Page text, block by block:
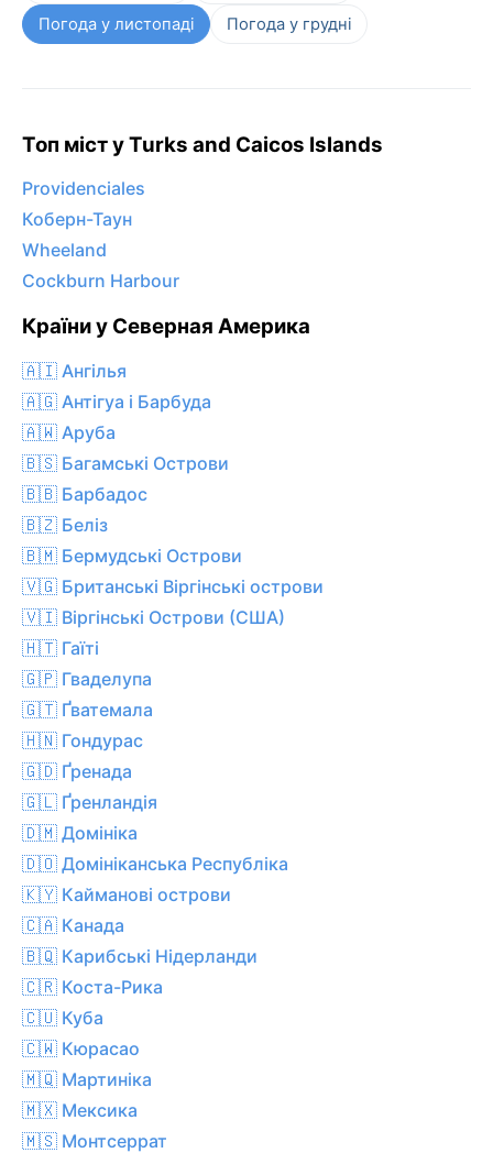
Погода у листопаді Погода у грудні
Топ міст у Turks and Caicos Islands
Providenciales
Коберн-Таун
Wheeland
Cockburn Harbour
Країни у Северная Америка
🇦🇮 Ангілья
🇦🇬 Антігуа і Барбуда
🇦🇼 Аруба
🇧🇸 Багамські Острови
🇧🇧 Барбадос
🇧🇿 Беліз
🇧🇲 Бермудські Острови
🇻🇬 Британські Віргінські острови
🇻🇮 Віргінські Острови (США)
🇭🇹 Гаїті
🇬🇵 Гваделупа
🇬🇹 Ґватемала
🇭🇳 Гондурас
🇬🇩 Ґренада
🇬🇱 Ґренландія
🇩🇲 Домініка
🇩🇴 Домініканська Республіка
🇰🇾 Кайманові острови
🇨🇦 Канада
🇧🇶 Карибські Нідерланди
🇨🇷 Коста-Рика
🇨🇺 Куба
🇨🇼 Кюрасао
🇲🇶 Мартиніка
🇲🇽 Мексика
🇲🇸 Монтсеррат